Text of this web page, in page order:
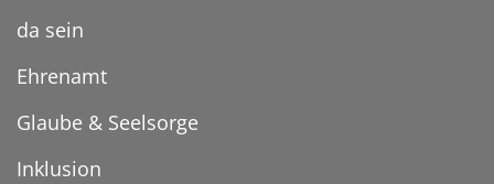
da sein
Ehrenamt
Glaube & Seelsorge
Inklusion